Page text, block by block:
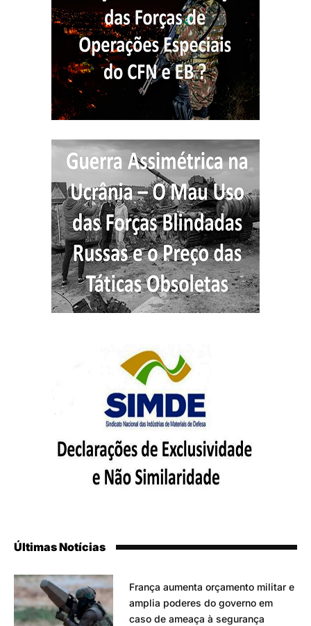
Últimas Notícias
França aumenta orçamento militar e
amplia poderes do governo em
caso de ameaça à segurança